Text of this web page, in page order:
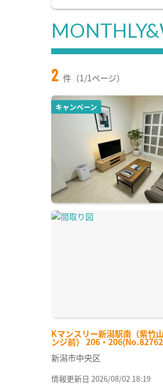
2 件（1/1ページ）
キャンペーン
Kマンスリー新潟駅南（紫竹
ンジ前） 206・
新潟市中央区
情報更新日 2026/08/02 18:19